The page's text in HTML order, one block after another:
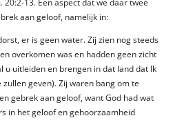
13. Een aspect dat we daar twee
aan geloof, namelijk in:
er is geen water. Zij zien nog steeds
overkomen was en hadden geen zicht
u uitleiden en brengen in dat land dat Ik
geven). Zij waren bang om te
gebrek aan geloof, want God had wat
in het geloof en gehoorzaamheid